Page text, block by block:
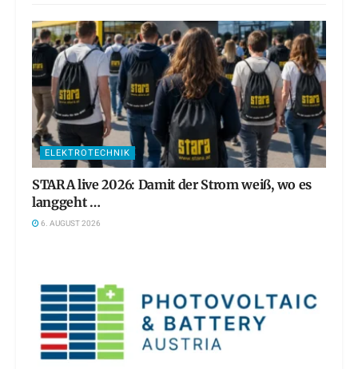
ELEKTROTECHNIK
STARA live 2026: Damit der Strom weiß, wo es
langgeht …
6. AUGUST 2026